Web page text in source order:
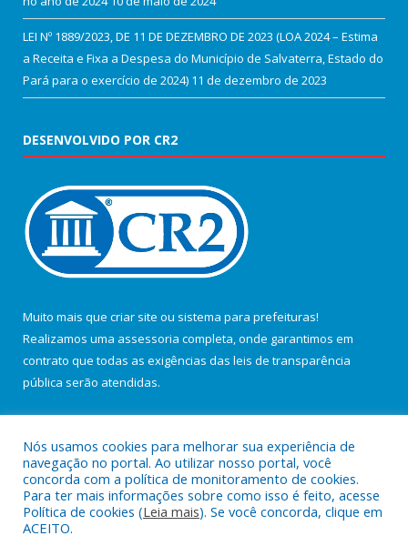
LEI Nº 1889/2023, DE 11 DE DEZEMBRO DE 2023 (LOA 2024 – Estima
a Receita e Fixa a Despesa do Município de Salvaterra, Estado do
Pará para o exercício de 2024) 11 de dezembro de 2023
DESENVOLVIDO POR CR2
Muito mais que criar site ou sistema para prefeituras!
Realizamos uma assessoria completa, onde garantimos em
contrato que todas as exigências das leis de transparência
pública serão atendidas.
Todos os direitos reservados a Câmara Municipal de Salvaterra.
Nós usamos cookies para melhorar sua experiência de
navegação no portal. Ao utilizar nosso portal, você
concorda com a política de monitoramento de cookies.
Para ter mais informações sobre como isso é feito, acesse
Política de cookies (Leia mais). Se você concorda, clique em
ACEITO.